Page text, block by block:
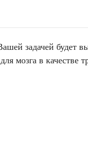
задачей будет
мозга в качестве